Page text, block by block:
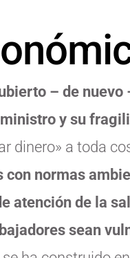
– de nuevo
y su
dinero» a toda
normas
atención de la
sean